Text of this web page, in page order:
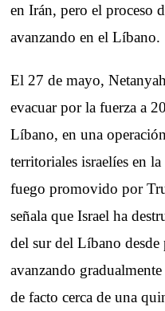
en Irán, pero el proceso
avanzando en el Líbano.
El 27 de mayo,
evacuar por la fuerza a
Líbano, en una
territoriales israelíes en
fuego promovido por
señala que Israel ha
del sur del Líbano
avanzando
de facto cerca de una